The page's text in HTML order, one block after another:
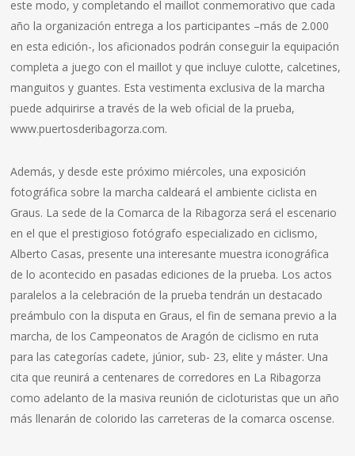
este modo, y completando el maillot conmemorativo que cada
año la organización entrega a los participantes –más de 2.000
en esta edición-, los aficionados podrán conseguir la equipación
completa a juego con el maillot y que incluye culotte, calcetines,
manguitos y guantes. Esta vestimenta exclusiva de la marcha
puede adquirirse a través de la web oficial de la prueba,
www.puertosderibagorza.com.
Además, y desde este próximo miércoles, una exposición
fotográfica sobre la marcha caldeará el ambiente ciclista en
Graus. La sede de la Comarca de la Ribagorza será el escenario
en el que el prestigioso fotógrafo especializado en ciclismo,
Alberto Casas, presente una interesante muestra iconográfica
de lo acontecido en pasadas ediciones de la prueba. Los actos
paralelos a la celebración de la prueba tendrán un destacado
preámbulo con la disputa en Graus, el fin de semana previo a la
marcha, de los Campeonatos de Aragón de ciclismo en ruta
para las categorías cadete, júnior, sub- 23, elite y máster. Una
cita que reunirá a centenares de corredores en La Ribagorza
como adelanto de la masiva reunión de cicloturistas que un año
más llenarán de colorido las carreteras de la comarca oscense.